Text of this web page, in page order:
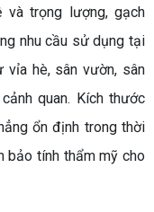
trọng lượng, gạch
nhu cầu sử dụng tại
hè, sân vườn, sân
quan. Kích thước
ổn định trong thời
bảo tính thẩm mỹ cho